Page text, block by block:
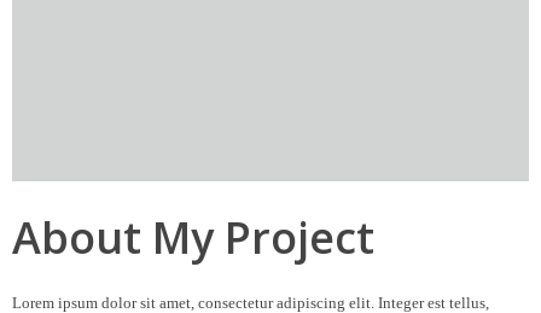
About My Project
Lorem ipsum dolor sit amet, consectetur adipiscing elit. Integer est tellus,